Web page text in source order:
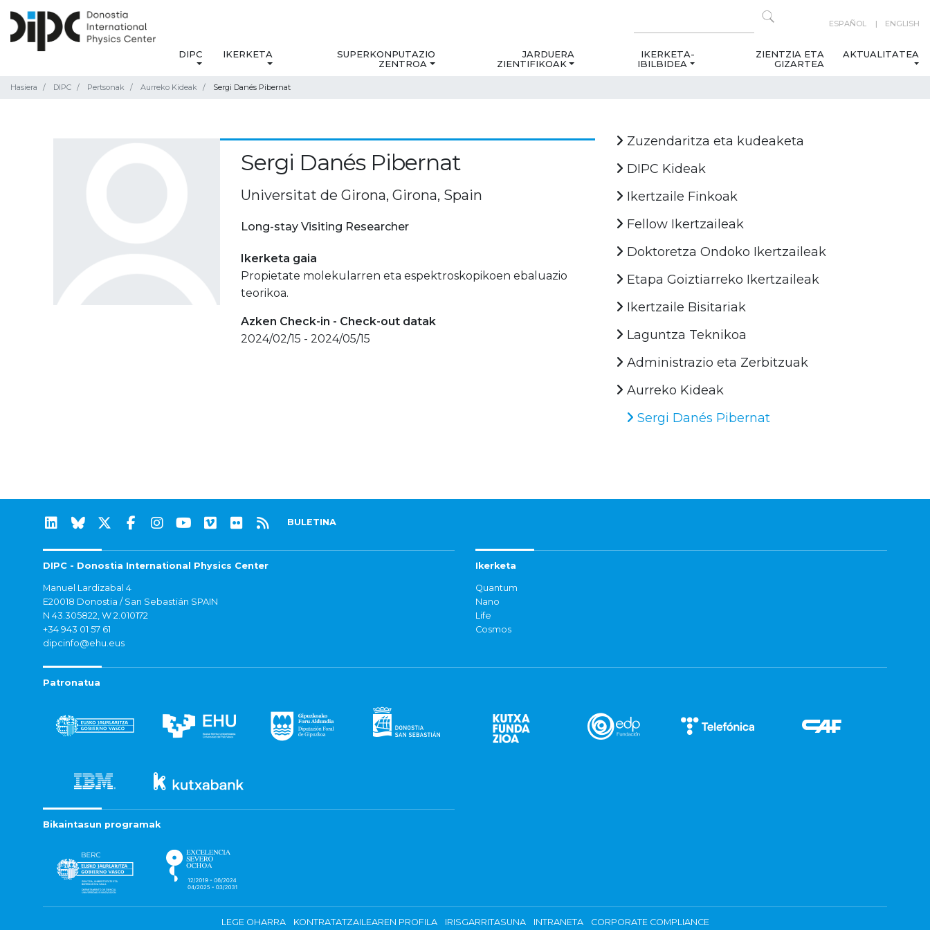
ESPAÑOL ENGLISH
DIPC IKERKETA
SUPERKONPUTAZIO
ZENTROA
JARDUERA
ZIENTIFIKOAK
IKERKETA-
IBILBIDEA
ZIENTZIA ETA
GIZARTEA
AKTUALITATEA
Hasiera DIPC Pertsonak Aurreko Kideak Sergi Danés Pibernat
Sergi Danés Pibernat
Universitat de Girona, Girona, Spain
Long-stay Visiting Researcher
Ikerketa gaia
Propietate molekularren eta espektroskopikoen ebaluazio
teorikoa.
Azken Check-in - Check-out datak
2024/02/15 - 2024/05/15
Zuzendaritza eta kudeaketa
DIPC Kideak
Ikertzaile Finkoak
Fellow Ikertzaileak
Doktoretza Ondoko Ikertzaileak
Etapa Goiztiarreko Ikertzaileak
Ikertzaile Bisitariak
Laguntza Teknikoa
Administrazio eta Zerbitzuak
Aurreko Kideak
Sergi Danés Pibernat
BULETINA
DIPC - Donostia International Physics Center
Manuel Lardizabal 4
E20018 Donostia / San Sebastián SPAIN
N 43.305822, W 2.010172
+34 943 01 57 61
dipcinfo@ehu.eus
Ikerketa
Quantum
Nano
Life
Cosmos
Patronatua
Bikaintasun programak
LEGE OHARRA KONTRATATZAILEAREN PROFILA IRISGARRITASUNA INTRANETA CORPORATE COMPLIANCE